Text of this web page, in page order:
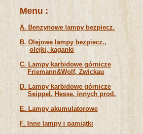
Menu :
A. Benzynowe lampy bezpiecz.
B. Olejowe lampy bezpiecz.,
olejki, kaganki
C. Lampy karbidowe górnicze
Friemann&Wolf, Zwickau
D. Lampy karbidowe górnicze
Seippel, Hesse, innych prod.
E. Lampy akumulatorowe
F. Inne lampy i pamiątki